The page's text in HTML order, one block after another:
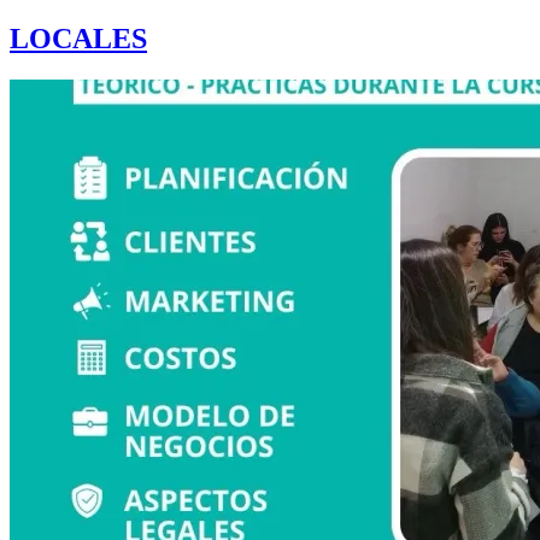
LOCALES